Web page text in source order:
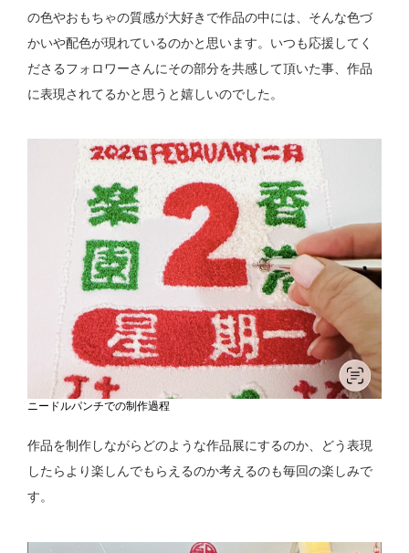
の色やおもちゃの質感が大好きで作品の中には、そんな色づ
かいや配色が現れているのかと思います。いつも応援してく
ださるフォロワーさんにその部分を共感して頂いた事、作品
に表現されてるかと思うと嬉しいのでした。
ニードルパンチでの制作過程
作品を制作しながらどのような作品展にするのか、どう表現
したらより楽しんでもらえるのか考えるのも毎回の楽しみで
す。